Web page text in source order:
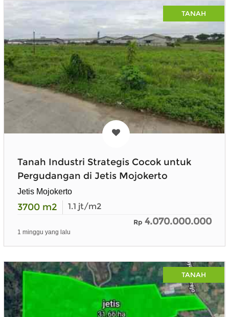
TANAH
Tanah Industri Strategis Cocok untuk
Pergudangan di Jetis Mojokerto
Jetis Mojokerto
3700 m2 1.1 jt/m2
Rp 4.070.000.000
1 minggu yang lalu
TANAH